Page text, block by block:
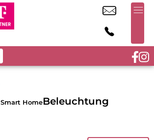
Smart HomeBeleuchtung